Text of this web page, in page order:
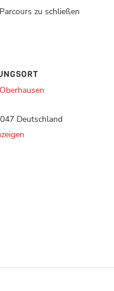
zu schließen
Deutschland